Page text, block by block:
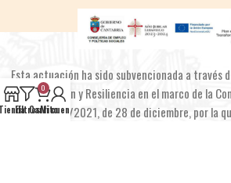
Esta actuación ha sido subvencionada a través
Transformación y Resiliencia en el marco de la
Orden EPS/42/2021, de 28 de diciembre, por la
Filtros
0
Carrito
Mi cuenta